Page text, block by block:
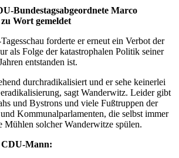
Bundestagsabgeordnete Marco
Wort gemeldet
forderte er erneut ein Verbot der
als Folge der katastrophalen Politik seiner
entstanden ist.
durchradikalisiert und er sehe keinerlei
sagt Wanderwitz. Leider gibt
und Bystrons und viele Fußtruppen der
Kommunalparlamenten, die selbst immer
Mühlen solcher Wanderwitze spülen.
CDU-Mann: